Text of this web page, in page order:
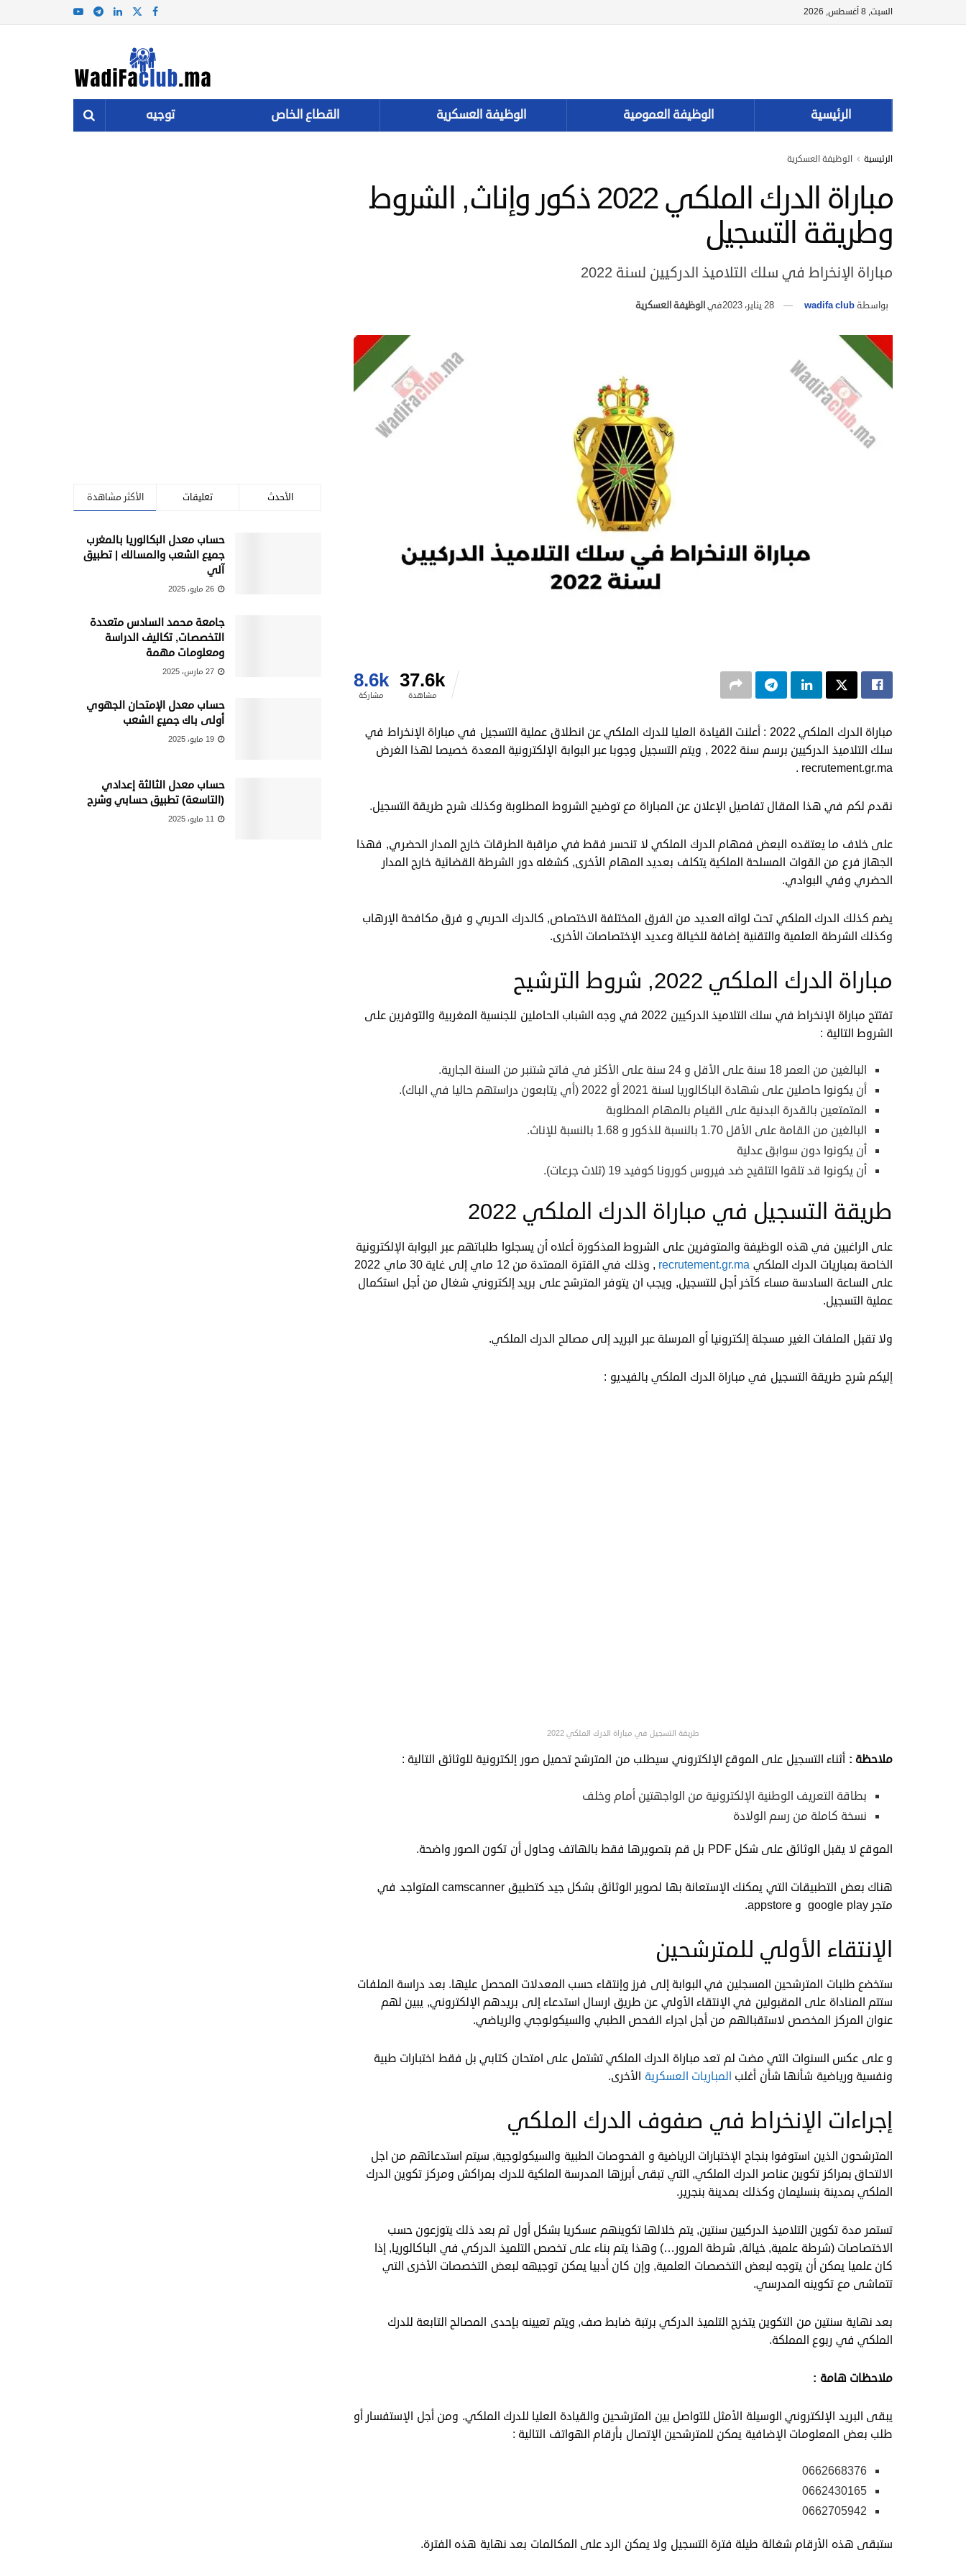
السبت, 8 أغسطس, 2026
الرئيسية الوظيفة العمومية الوظيفة العسكرية القطاع الخاص توجيه
الرئيسية الوظيفة العسكرية
مباراة الدرك الملكي 2022 ذكور وإناث, الشروط
وطريقة التسجيل
مباراة الإنخراط في سلك التلاميذ الدركيين لسنة 2022
بواسطةwadifa club 28 يناير، 2023 فيالوظيفة العسكرية
8.6k
مشاركة
37.6k
مشاهدة
مباراة الدرك الملكي 2022 : أعلنت القيادة العليا للدرك الملكي عن انطلاق عملية التسجيل في مباراة الإنخراط في
سلك التلاميذ الدركيين برسم سنة 2022 , ويتم التسجيل وجوبا عبر البوابة الإلكترونية المعدة خصيصا لهذا الغرض
recrutement.gr.ma .
نقدم لكم في هذا المقال تفاصيل الإعلان عن المباراة مع توضيح الشروط المطلوبة وكذلك شرح طريقة التسجيل.
على خلاف ما يعتقده البعض فمهام الدرك الملكي لا تنحسر فقط في مراقبة الطرقات خارج المدار الحضري, فهذا
الجهاز فرع من القوات المسلحة الملكية يتكلف بعديد المهام الأخرى, كشغله دور الشرطة القضائية خارج المدار
الحضري وفي البوادي.
يضم كذلك الدرك الملكي تحت لوائه العديد من الفرق المختلفة الاختصاص, كالدرك الحربي و فرق مكافحة الإرهاب
وكذلك الشرطة العلمية والتقنية إضافة للخيالة وعديد الإختصاصات الأخرى.
مباراة الدرك الملكي 2022, شروط الترشيح
تفتتح مباراة الإنخراط في سلك التلاميذ الدركيين 2022 في وجه الشباب الحاملين للجنسية المغربية والتوفرين على
الشروط التالية :
البالغين من العمر 18 سنة على الأقل و 24 سنة على الأكثر في فاتح شتنبر من السنة الجارية.
أن يكونوا حاصلين على شهادة الباكالوريا لسنة 2021 أو 2022 (أي يتابعون دراستهم حاليا في الباك).
المتمتعين بالقدرة البدنية على القيام بالمهام المطلوبة
البالغين من القامة على الأقل 1.70 بالنسبة للذكور و 1.68 بالنسبة للإناث.
أن يكونوا دون سوابق عدلية
أن يكونوا قد تلقوا التلقيح ضد فيروس كورونا كوفيد 19 (ثلاث جرعات).
طريقة التسجيل في مباراة الدرك الملكي 2022
على الراغبين في هذه الوظيفة والمتوفرين على الشروط المذكورة أعلاه أن يسجلوا طلباتهم عبر البوابة الإلكترونية
الخاصة بمباريات الدرك الملكي recrutement.gr.ma
, وذلك في القترة الممتدة من 12 ماي إلى غاية 30 ماي 2022
على الساعة السادسة مساء كآخر أجل للتسجيل, ويجب ان يتوفر المترشح على بريد إلكتروني شغال من أجل استكمال
عملية التسجيل.
ولا تقبل الملفات الغير مسجلة إلكترونيا أو المرسلة عبر البريد إلى مصالح الدرك الملكي.
إليكم شرح طريقة التسجيل في مباراة الدرك الملكي بالفيديو :
طريقة التسجيل في مباراة الدرك الملكي 2022
ملاحظة : أثناء التسجيل على الموقع الإلكتروني سيطلب من المترشح تحميل صور إلكترونية للوثائق التالية :
بطاقة التعريف الوطنية الإلكترونية من الواجهتين أمام وخلف
نسخة كاملة من رسم الولادة
الموقع لا يقبل الوثائق على شكل PDF بل قم بتصويرها فقط بالهاتف وحاول أن تكون الصور واضحة.
هناك بعض التطبيقات التي يمكنك الإستعانة بها لصوير الوثائق بشكل جيد كتطبيق camscanner المتواجد في
متجر google play و appstore.
الإنتقاء الأولي للمترشحين
ستخضع طلبات المترشحين المسجلين في البوابة إلى فرز وإنتقاء حسب المعدلات المحصل عليها. بعد دراسة الملفات
ستتم المناداة على المقبولين في الإنتقاء الأولي عن طريق ارسال استدعاء إلى بريدهم الإلكتروني, يبين لهم
عنوان المركز المخصص لاستقبالهم من أجل اجراء الفحص الطبي والسيكولوجي والرياضي.
و على عكس السنوات التي مضت لم تعد مباراة الدرك الملكي تشتمل على امتحان كتابي بل فقط اختبارات طبية
ونفسية ورياضية شأنها شأن أغلب المباريات العسكرية الأخرى.
إجراءات الإنخراط في صفوف الدرك الملكي
المترشحون الذين استوفوا بنجاح الإختبارات الرياضية و الفحوصات الطبية والسيكولوجية, سيتم استدعائهم من اجل
الالتحاق بمراكز تكوين عناصر الدرك الملكي, التي تبقى أبرزها المدرسة الملكية للدرك بمراكش ومركز تكوين الدرك
الملكي بمدينة بنسليمان وكذلك بمدينة بنجرير.
تستمر مدة تكوين التلاميذ الدركيين سنتين, يتم خلالها تكوينهم عسكريا بشكل أول ثم بعد ذلك يتوزعون حسب
الاختصاصات (شرطة علمية, خيالة, شرطة المرور…) وهذا يتم بناء على تخصص التلميذ الدركي في الباكالوريا, إذا
كان علميا يمكن أن يتوجه لبعض التخصصات العلمية, وإن كان أدبيا يمكن توجيهه لبعض التخصصات الأخرى التي
تتماشى مع تكوينه المدرسي.
بعد نهاية سنتين من التكوين يتخرج التلميذ الدركي برتبة ضابط صف, ويتم تعيينه بإحدى المصالح التابعة للدرك
الملكي في ربوع المملكة.
ملاحظات هامة :
يبقى البريد الإلكتروني الوسيلة الأمثل للتواصل بين المترشحين والقيادة العليا للدرك الملكي. ومن أجل الإستفسار أو
طلب بعض المعلومات الإضافية يمكن للمترشحين الإتصال بأرقام الهواتف التالية :
0662668376
0662430165
0662705942
ستبقى هذه الأرقام شغالة طيلة فترة التسجيل ولا يمكن الرد على المكالمات بعد نهاية هذه الفترة.
الأكثر مشاهدة تعليقات الأحدث
حساب معدل البكالوريا بالمغرب
جميع الشعب والمسالك | تطبيق
آلي
جامعة محمد السادس متعددة
التخصصات, تكاليف الدراسة
ومعلومات مهمة
حساب معدل الإمتحان الجهوي
أولى باك جميع الشعب
حساب معدل الثالثة إعدادي
(التاسعة) تطبيق حسابي وشرح